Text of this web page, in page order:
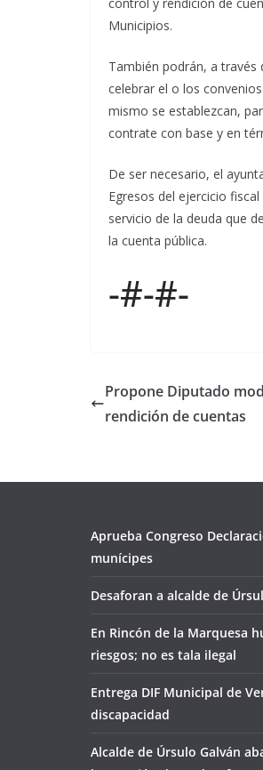
Municipios.
También podrán, a
celebrar el o los
mismo se establezcan,
contrate con base y en
De ser necesario, el
Egresos del ejercicio
servicio de la deuda que
la cuenta pública.
-#-#-
Propone Diputado
rendición de cuentas
Aprueba Congreso
munícipes
Desaforan a alcalde de
En Rincón de la Marquesa
riesgos; no es tala ilegal
Entrega DIF Municipal de
discapacidad
Alcalde de Úrsulo Galván